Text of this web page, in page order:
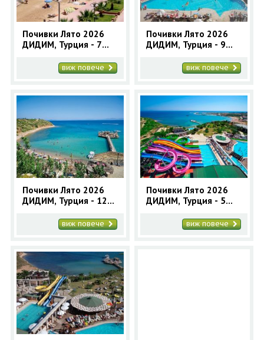
Почивки Лято 2026
ДИДИМ, Турция - 7
програмавиж повече
Почивки Лято 2026
ДИДИМ, Турция - 9
програмавиж повече
Почивки Лято 2026
ДИДИМ, Турция - 12
програмавиж повече
Почивки Лято 2026
ДИДИМ, Турция - 5
програмавиж повече